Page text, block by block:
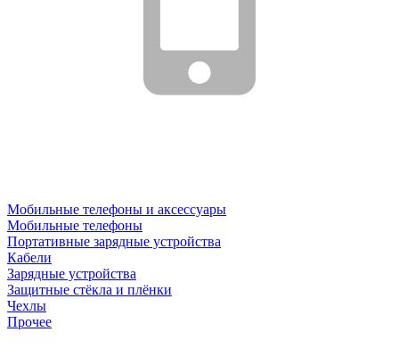
Мобильные телефоны и аксессуары
Мобильные телефоны
Портативные зарядные устройства
Кабели
Зарядные устройства
Защитные стёкла и плёнки
Чехлы
Прочее